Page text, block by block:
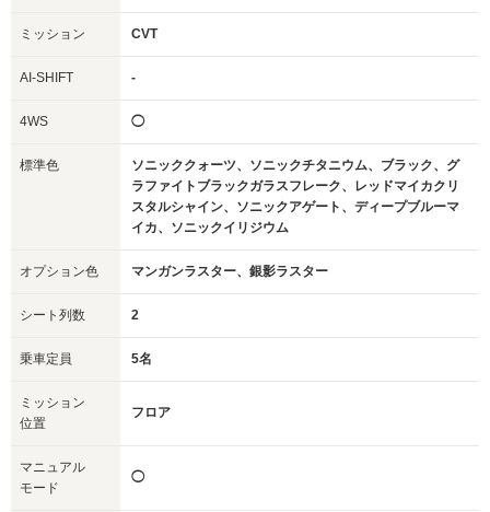
ミッション CVT
AI-SHIFT -
4WS ◯
標準色
ソニッククォーツ、ソニックチタニウム、ブラック、グ
ラファイトブラックガラスフレーク、レッドマイカクリ
スタルシャイン、ソニックアゲート、ディープブルーマ
イカ、ソニックイリジウム
オプション色 マンガンラスター、銀影ラスター
シート列数 2
乗車定員 5名
ミッション
位置
フロア
マニュアル
モード
◯